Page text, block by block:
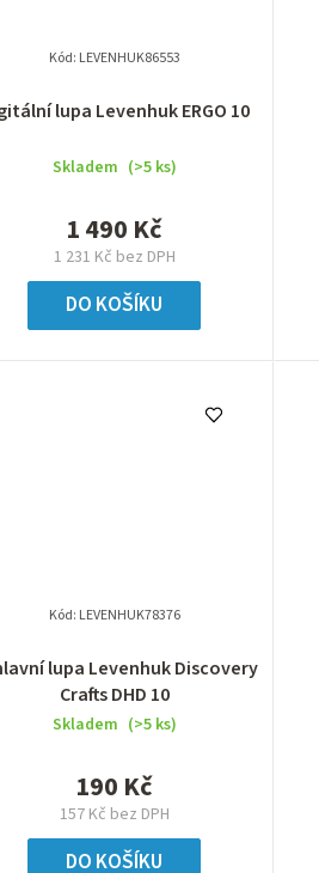
lupa Levenhuk ERGO 10
Skladem (>5 ks)
1 231 Kč bez DPH
1 490 Kč
DO KOŠÍKU
Kód: LEVENHUK86553
lupa Levenhuk Discovery
Crafts DHD 10
Skladem (>5 ks)
157 Kč bez DPH
190 Kč
DO KOŠÍKU
Kód: LEVENHUK78376